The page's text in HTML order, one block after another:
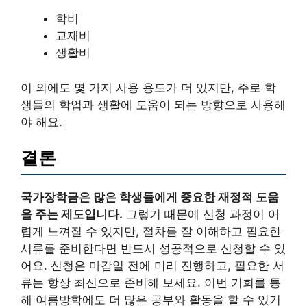
학비
교재비
생활비
이 외에도 몇 가지 사용 용도가 더 있지만, 주로 학
생들의 학업과 생활에 도움이 되는 방향으로 사용해
야 해요.
결론
국가장학금은 많은 학생들에게 중요한 재정적 도움
을 주는 제도입니다. 그렇기 때문에 신청 과정이 어
렵게 느껴질 수 있지만, 절차를 잘 이해하고 필요한
서류를 준비한다면 반드시 성공적으로 신청할 수 있
어요. 신청은 마감일 전에 미리 진행하고, 필요한 서
류는 항상 최신으로 준비해 보세요. 이번 기회를 통
해 여름방학에도 더 많은 공부와 활동을 할 수 있기